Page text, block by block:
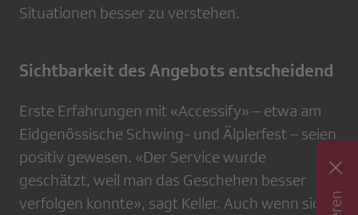
Situationen besser zu verstehen.
Sichtbarkeit des Angebots entscheidend
Erste Erfahrungen mit «Accessify» – etwa am
Eidgenössische Schwing- und Älplerfest – seien
positiv gewesen. «Der Service wurde
geschätzt, weil man das Geschehen besser
verfolgen konnte», sagt Keller. Auch wenn sich